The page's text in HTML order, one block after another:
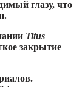
глазу, что
Titus
закрытие